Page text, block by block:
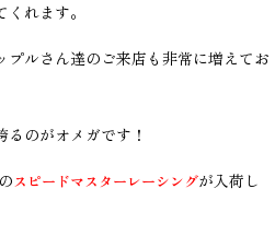
れます。
プルさん達のご来店も非常に増えてお
のがオメガです！
スピードマスターレーシングが入荷し